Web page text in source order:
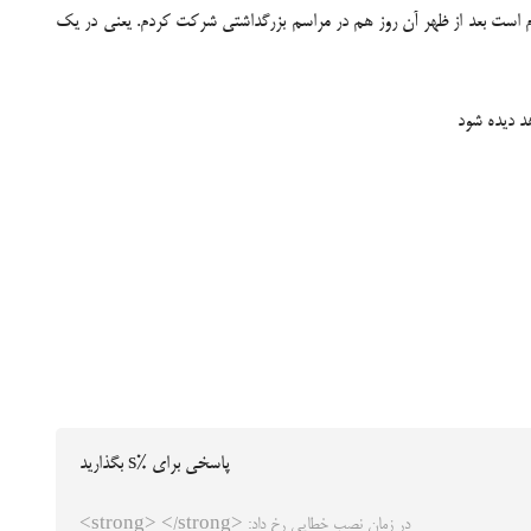
است بعد از ظهر آن روز هم در مراسم بزرگداشتی شرکت کردم. یعنی در یک
دیده شود
پاسخی برای %s بگذارید
در زمان نصب خطایی رخ داد: <strong> </strong>